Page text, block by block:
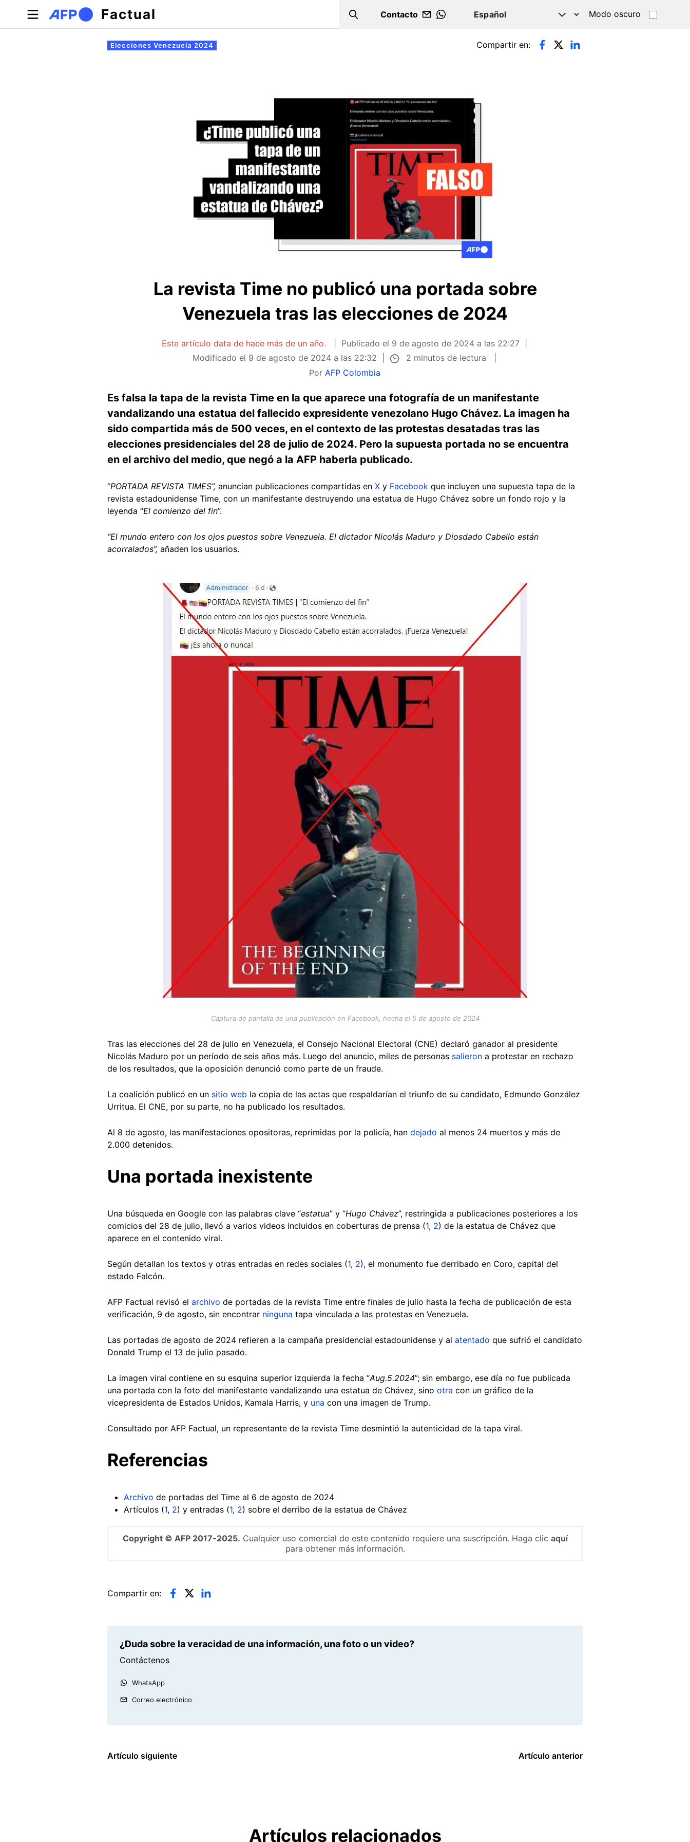
Pasar al contenido principal
Factual Search
Contacto
WHATSAPP
Modo oscuro
Solapas principales
Elecciones Venezuela 2024 Compartir en:
La revista Time no publicó una portada sobre
Venezuela tras las elecciones de 2024
Este artículo data de hace más de un año. Publicado el 9 de agosto de 2024 a las 22:27
Modificado el 9 de agosto de 2024 a las 22:32
2 minutos de lectura
Por AFP Colombia
Es falsa la tapa de la revista Time en la que aparece una fotografía de un manifestante
vandalizando una estatua del fallecido expresidente venezolano Hugo Chávez. La imagen ha
sido compartida más de 500 veces, en el contexto de las protestas desatadas tras las
elecciones presidenciales del 28 de julio de 2024. Pero la supuesta portada no se encuentra
en el archivo del medio, que negó a la AFP haberla publicado.
“PORTADA REVISTA TIMES”, anuncian publicaciones compartidas en X y Facebook que incluyen una supuesta tapa de la
revista estadounidense Time, con un manifestante destruyendo una estatua de Hugo Chávez sobre un fondo rojo y la
leyenda “El comienzo del fin”.
“El mundo entero con los ojos puestos sobre Venezuela. El dictador Nicolás Maduro y Diosdado Cabello están
acorralados”, añaden los usuarios.
Captura de pantalla de una publicación en Facebook, hecha el 5 de agosto de 2024
Tras las elecciones del 28 de julio en Venezuela, el Consejo Nacional Electoral (CNE) declaró ganador al presidente
Nicolás Maduro por un período de seis años más. Luego del anuncio, miles de personas salieron a protestar en rechazo
de los resultados, que la oposición denunció como parte de un fraude.
La coalición publicó en un sitio web la copia de las actas que respaldarían el triunfo de su candidato, Edmundo González
Urritua. El CNE, por su parte, no ha publicado los resultados.
Al 8 de agosto, las manifestaciones opositoras, reprimidas por la policía, han dejado al menos 24 muertos y más de
2.000 detenidos.
Una portada inexistente
Una búsqueda en Google con las palabras clave “estatua” y “Hugo Chávez”, restringida a publicaciones posteriores a los
comicios del 28 de julio, llevó a varios videos incluidos en coberturas de prensa (1, 2) de la estatua de Chávez que
aparece en el contenido viral.
Según detallan los textos y otras entradas en redes sociales (1, 2), el monumento fue derribado en Coro, capital del
estado Falcón.
AFP Factual revisó el archivo de portadas de la revista Time entre finales de julio hasta la fecha de publicación de esta
verificación, 9 de agosto, sin encontrar ninguna tapa vinculada a las protestas en Venezuela.
Las portadas de agosto de 2024 refieren a la campaña presidencial estadounidense y al atentado que sufrió el candidato
Donald Trump el 13 de julio pasado.
La imagen viral contiene en su esquina superior izquierda la fecha “Aug.5.2024”; sin embargo, ese día no fue publicada
una portada con la foto del manifestante vandalizando una estatua de Chávez, sino otra con un gráfico de la
vicepresidenta de Estados Unidos, Kamala Harris, y una con una imagen de Trump.
Consultado por AFP Factual, un representante de la revista Time desmintió la autenticidad de la tapa viral.
Referencias
Archivo de portadas del Time al 6 de agosto de 2024
Artículos (1, 2) y entradas (1, 2) sobre el derribo de la estatua de Chávez
Copyright © AFP 2017-2025. Cualquier uso comercial de este contenido requiere una suscripción. Haga clic aquí
para obtener más información.
Compartir en:
¿Duda sobre la veracidad de una información, una foto o un video?
Contáctenos
WhatsApp
Correo electrónico
Artículo siguiente Artículo anterior
Artículos relacionados